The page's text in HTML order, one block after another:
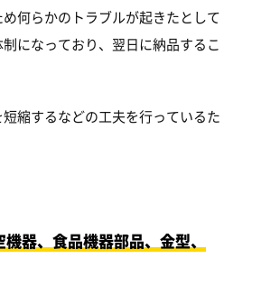
何らかのトラブルが起きたとして
になっており、翌日に納品するこ
縮するなどの工夫を行っているた
器、食品機器部品、金型、